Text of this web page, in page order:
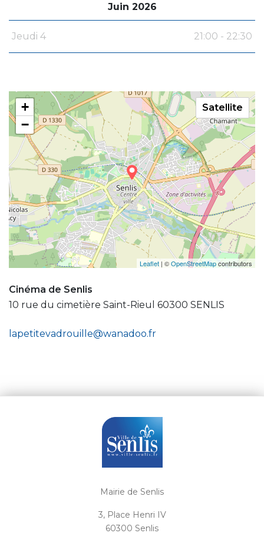
Juin 2026
Jeudi 4 21:00 - 22:30
+
−
Leaflet | ©OpenStreetMapcontributors
Satellite
Cinéma de Senlis
10 rue du cimetière Saint-Rieul 60300 SENLIS
lapetitevadrouille@wanadoo.fr
Mairie de Senlis
3, Place Henri IV
60300 Senlis